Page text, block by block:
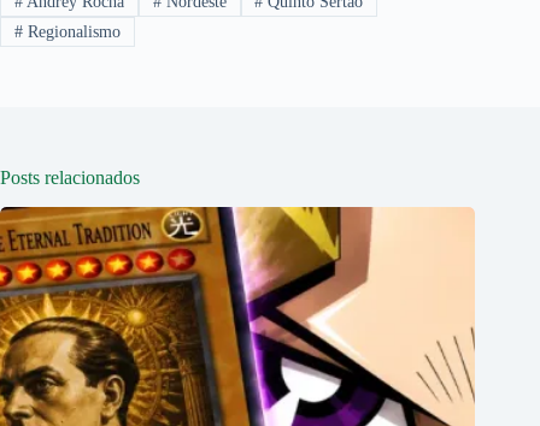
#Regionalismo
Posts relacionados